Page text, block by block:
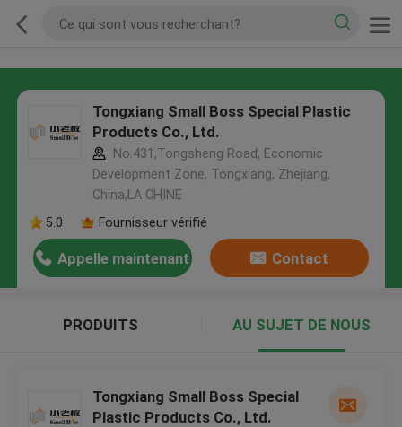
Tongxiang Small Boss Special Plastic
Products Co., Ltd.
No.431,Tongsheng Road, Economic
Development Zone, Tongxiang, Zhejiang,
China,LA CHINE
5.0
Fournisseur vérifié
Appelle maintenant Contact
PRODUITS AU SUJET DE NOUS
Tongxiang Small Boss Special
Plastic Products Co., Ltd.